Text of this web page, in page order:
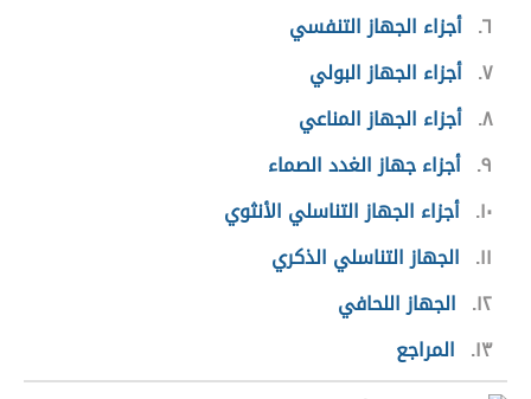
٦ أجزاء الجهاز التنفسي
٧ أجزاء الجهاز البولي
٨ أجزاء الجهاز المناعي
٩ أجزاء جهاز الغدد الصماء
١٠ أجزاء الجهاز التناسلي الأنثوي
١١
الجهاز التناسلي الذكري
١٢
الجهاز اللحافي
١٣
المراجع